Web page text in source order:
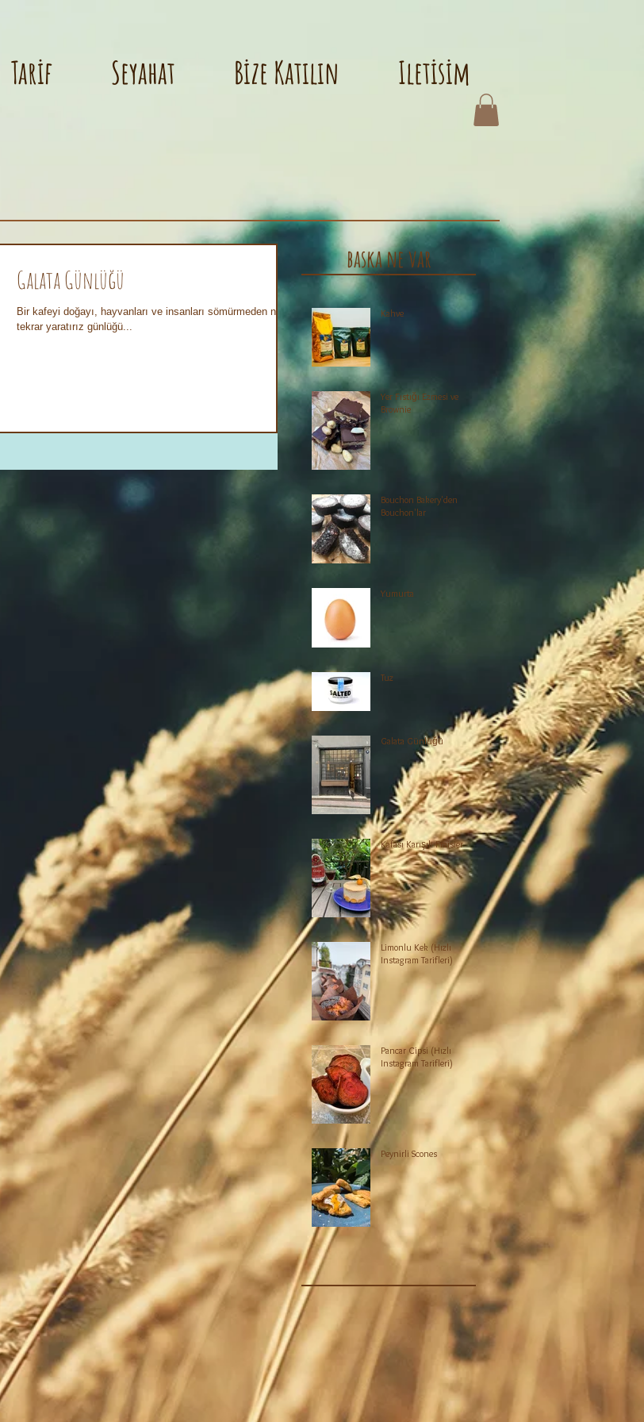
Tarif Seyahat Bize Katılın Iletisim
Galata Günlüğü
Bir kafeyi doğayı, hayvanları ve insanları sömürmeden nasıl
tekrar yaratırız günlüğü...
baska ne var
Kahve
Yer Fıstığı Ezmesi ve
Brownie
Bouchon Bakery'den
Bouchon'lar
Yumurta
Tuz
Galata Günlüğü
Kafası Karışık Fraisier
Limonlu Kek (Hızlı
Instagram Tarifleri)
Pancar Cipsi (Hızlı
Instagram Tarifleri)
Peynirli Scones